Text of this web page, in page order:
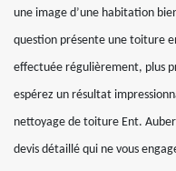
une image d’une habitation
question présente une toiture
effectuée régulièrement, plus
espérez un résultat
nettoyage de toiture Ent.
devis détaillé qui ne vous